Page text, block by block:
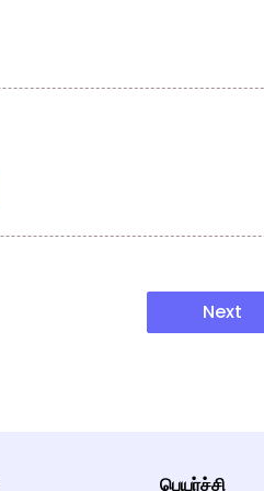
Next
பெயர்ச்சி